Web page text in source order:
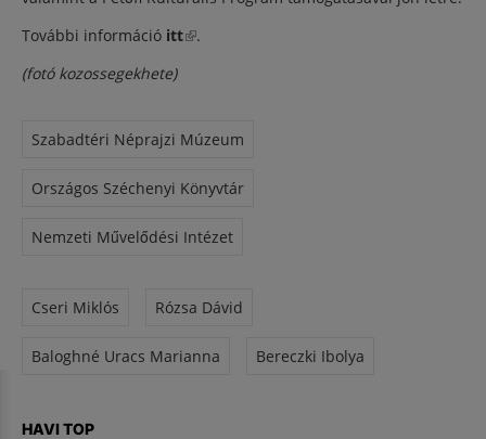
További információ itt(külső hivatkozás)
.
(fotó kozossegekhete)
Szabadtéri Néprajzi Múzeum
Országos Széchenyi Könyvtár
Nemzeti Művelődési Intézet
Cseri Miklós Rózsa Dávid
Baloghné Uracs Marianna Bereczki Ibolya
HAVI TOP